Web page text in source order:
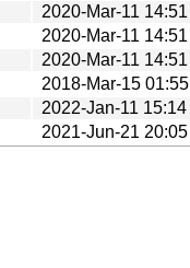
2020-Mar-11 14:51
2020-Mar-11 14:51
2020-Mar-11 14:51
2018-Mar-15 01:55
2022-Jan-11 15:14
2021-Jun-21 20:05